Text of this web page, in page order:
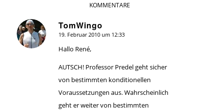
KOMMENTARE
TomWingo
sagte:
19. Februar 2010 um 12:33
Hallo René,
AUTSCH! Professor Predel geht sicher
von bestimmten konditionellen
Voraussetzungen aus. Wahrscheinlich
geht er weiter von bestimmten